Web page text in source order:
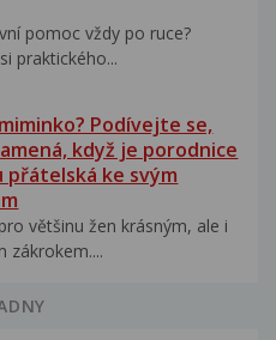
pomoc vždy po ruce?
praktického...
Podívejte se,
když je porodnice
přátelská ke svým
většinu žen krásným, ale i
zákrokem....